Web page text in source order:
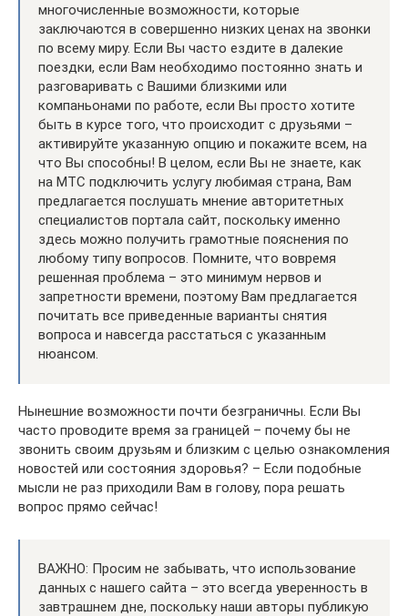
многочисленные возможности, которые
заключаются в совершенно низких ценах на звонки
по всему миру. Если Вы часто ездите в далекие
поездки, если Вам необходимо постоянно знать и
разговаривать с Вашими близкими или
компаньонами по работе, если Вы просто хотите
быть в курсе того, что происходит с друзьями –
активируйте указанную опцию и покажите всем, на
что Вы способны! В целом, если Вы не знаете, как
на МТС подключить услугу любимая страна, Вам
предлагается послушать мнение авторитетных
специалистов портала сайт, поскольку именно
здесь можно получить грамотные пояснения по
любому типу вопросов. Помните, что вовремя
решенная проблема – это минимум нервов и
запретности времени, поэтому Вам предлагается
почитать все приведенные варианты снятия
вопроса и навсегда расстаться с указанным
нюансом.
Нынешние возможности почти безграничны. Если Вы
часто проводите время за границей – почему бы не
звонить своим друзьям и близким с целью ознакомления
новостей или состояния здоровья? – Если подобные
мысли не раз приходили Вам в голову, пора решать
вопрос прямо сейчас!
ВАЖНО: Просим не забывать, что использование
данных с нашего сайта – это всегда уверенность в
завтрашнем дне, поскольку наши авторы публикую